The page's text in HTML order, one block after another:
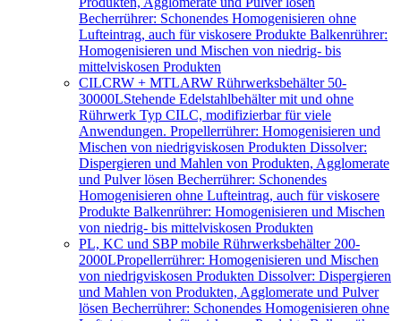
Becherrührer: Schonendes Homogenisieren ohne
Lufteintrag, auch für viskosere Produkte Balkenrührer:
Homogenisieren und Mischen von niedrig- bis
mittelviskosen Produkten
CILCRW + MTLARW Rührwerksbehälter 50-
30000LStehende Edelstahlbehälter mit und ohne
Rührwerk Typ CILC, modifizierbar für viele
Anwendungen. Propellerrührer: Homogenisieren und
Mischen von niedrigviskosen Produkten Dissolver:
Dispergieren und Mahlen von Produkten, Agglomerate
und Pulver lösen Becherrührer: Schonendes
Homogenisieren ohne Lufteintrag, auch für viskosere
Produkte Balkenrührer: Homogenisieren und Mischen
von niedrig- bis mittelviskosen Produkten
PL, KC und SBP mobile Rührwerksbehälter 200-
2000LPropellerrührer: Homogenisieren und Mischen
von niedrigviskosen Produkten Dissolver: Dispergieren
und Mahlen von Produkten, Agglomerate und Pulver
lösen Becherrührer: Schonendes Homogenisieren ohne